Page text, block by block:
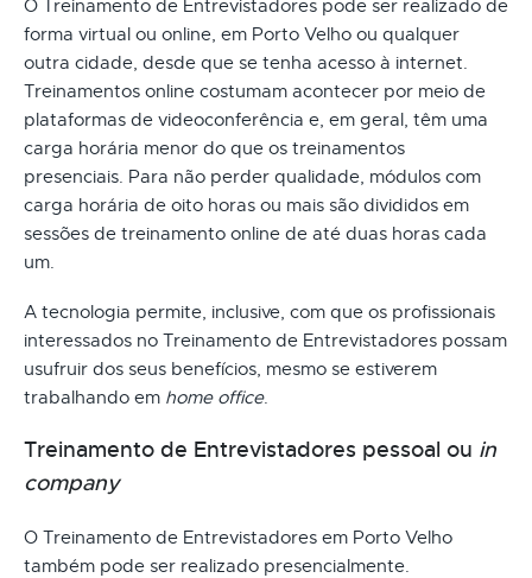
O Treinamento de Entrevistadores pode ser realizado de
forma virtual ou online, em Porto Velho ou qualquer
outra cidade, desde que se tenha acesso à internet.
Treinamentos online costumam acontecer por meio de
plataformas de videoconferência e, em geral, têm uma
carga horária menor do que os treinamentos
presenciais. Para não perder qualidade, módulos com
carga horária de oito horas ou mais são divididos em
sessões de treinamento online de até duas horas cada
um.
A tecnologia permite, inclusive, com que os profissionais
interessados no Treinamento de Entrevistadores possam
usufruir dos seus benefícios, mesmo se estiverem
trabalhando em home office.
Treinamento de Entrevistadores pessoal ou in
company
O Treinamento de Entrevistadores em Porto Velho
também pode ser realizado presencialmente.